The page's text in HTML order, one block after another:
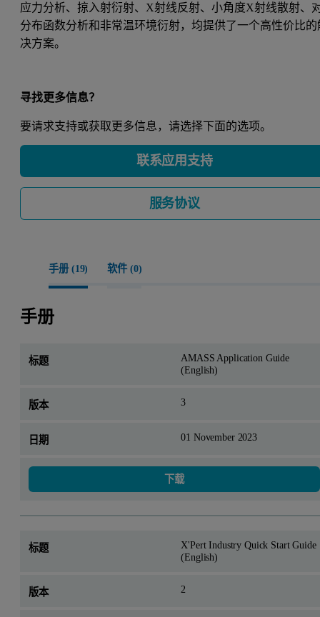
应力分析、掠入射衍射、X射线反射、小角度X射线散射、
分布函数分析和非常温环境衍射，均提供了一个高性价比的
决方案。
寻找更多信息？
要请求支持或获取更多信息，请选择下面的选项。
联系应用支持
服务协议
手册 (19) 软件 (0)
手册
AMASS Application Guide
(English)
3
01 November 2023
下载
X'Pert Industry Quick Start Guide
(English)
2